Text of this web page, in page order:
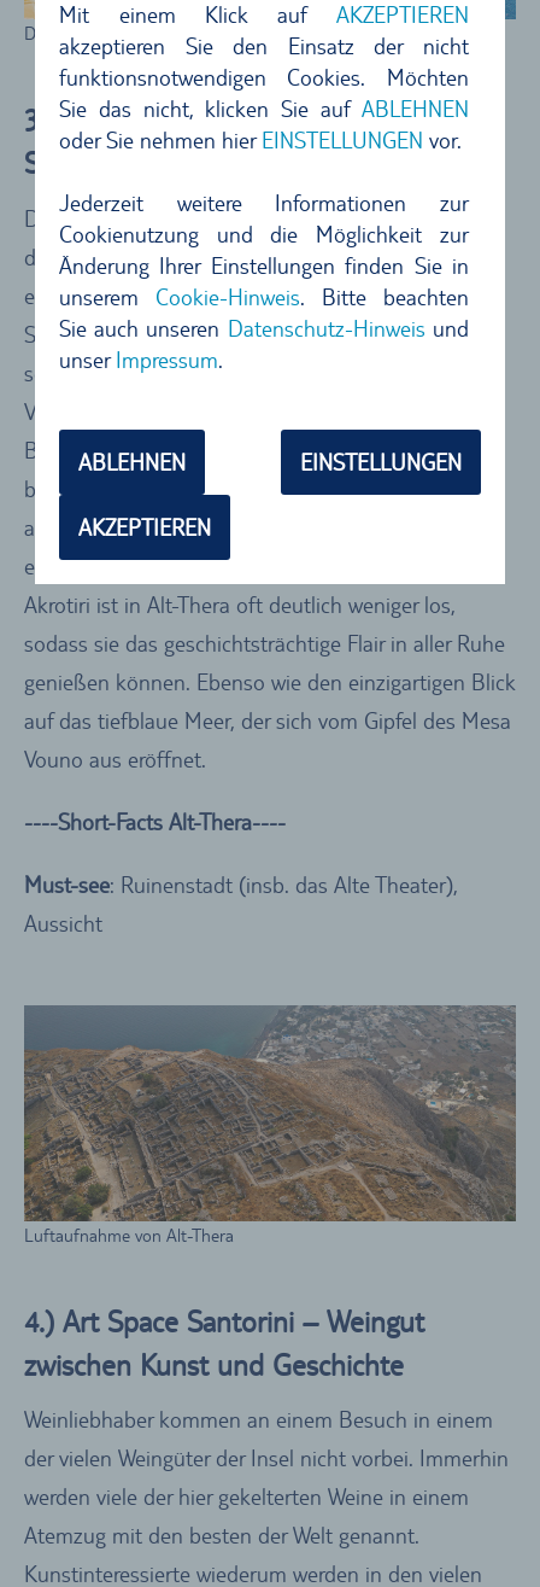
Mit einem Klick aufAKZEPTIEREN
akzeptieren Sie den Einsatz der nicht
funktionsnotwendigen Cookies. Möchten
Sie das nicht, klicken Sie aufABLEHNEN
oder Sie nehmen hierEINSTELLUNGEN vor.
Jederzeit weitere Informationen zur
Cookienutzung und die Möglichkeit zur
Änderung Ihrer Einstellungen finden Sie in
unserem Cookie-Hinweis. Bitte beachten
Sie auch unseren Datenschutz-Hinweis und
unserImpressum.
ABLEHNEN EINSTELLUNGEN
AKZEPTIEREN
Die Aussicht von Fira ist spektakulär
3.) Alt-Thera – eindrucksvolle antike
Stadt mit atemberaubendem Panorama
Die Ruinen der antiken Stadt Alt-Thera thronen auf
dem steilen Berg Mesa Vouno – und sind allemal
einen Ausflug wert. Schon die Anfahrt über die
Serpentinen, die mit jedem zurückgelegtem Meter
schönere Ausblicke bieten, ist ein echtes Highlight.
Vor Ort tauchen Sie tief in die frühe
Besiedelungsgeschichte von Santorini ein – und
bestaunen die Überreste von teils fast 3.000 Jahre
alten Bauwerken! Praktisch: Im Gegensatz zur
ebenfalls sehr sehenswerten Ausgrabungsstätte
Akrotiri ist in Alt-Thera oft deutlich weniger los,
sodass sie das geschichtsträchtige Flair in aller Ruhe
genießen können. Ebenso wie den einzigartigen Blick
auf das tiefblaue Meer, der sich vom Gipfel des Mesa
Vouno aus eröffnet.
----Short-Facts Alt-Thera----
Must-see: Ruinenstadt (insb. das Alte Theater),
Aussicht
Luftaufnahme von Alt-Thera
4.) Art Space Santorini – Weingut
zwischen Kunst und Geschichte
Weinliebhaber kommen an einem Besuch in einem
der vielen Weingüter der Insel nicht vorbei. Immerhin
werden viele der hier gekelterten Weine in einem
Atemzug mit den besten der Welt genannt.
Kunstinteressierte wiederum werden in den vielen